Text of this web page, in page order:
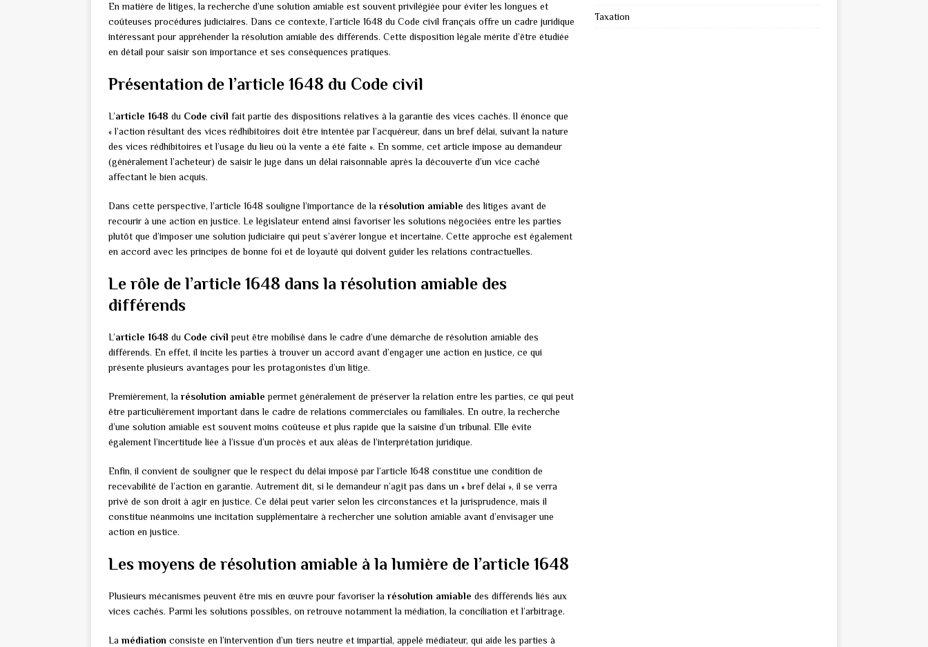
En matière de litiges, la recherche d’une solution amiable est souvent privilégiée pour éviter les longues et
coûteuses procédures judiciaires. Dans ce contexte, l’article 1648 du Code civil français offre un cadre juridique
intéressant pour appréhender la résolution amiable des différends. Cette disposition légale mérite d’être étudiée
en détail pour saisir son importance et ses conséquences pratiques.
Présentation de l’article 1648 du Code civil
L’article 1648 du Code civil fait partie des dispositions relatives à la garantie des vices cachés. Il énonce que
« l’action résultant des vices rédhibitoires doit être intentée par l’acquéreur, dans un bref délai, suivant la nature
des vices rédhibitoires et l’usage du lieu où la vente a été faite ». En somme, cet article impose au demandeur
(généralement l’acheteur) de saisir le juge dans un délai raisonnable après la découverte d’un vice caché
affectant le bien acquis.
Dans cette perspective, l’article 1648 souligne l’importance de la résolution amiable des litiges avant de
recourir à une action en justice. Le législateur entend ainsi favoriser les solutions négociées entre les parties
plutôt que d’imposer une solution judiciaire qui peut s’avérer longue et incertaine. Cette approche est également
en accord avec les principes de bonne foi et de loyauté qui doivent guider les relations contractuelles.
Le rôle de l’article 1648 dans la résolution amiable des
différends
L’article 1648 du Code civil peut être mobilisé dans le cadre d’une démarche de résolution amiable des
différends. En effet, il incite les parties à trouver un accord avant d’engager une action en justice, ce qui
présente plusieurs avantages pour les protagonistes d’un litige.
Premièrement, la résolution amiable permet généralement de préserver la relation entre les parties, ce qui peut
être particulièrement important dans le cadre de relations commerciales ou familiales. En outre, la recherche
d’une solution amiable est souvent moins coûteuse et plus rapide que la saisine d’un tribunal. Elle évite
également l’incertitude liée à l’issue d’un procès et aux aléas de l’interprétation juridique.
Enfin, il convient de souligner que le respect du délai imposé par l’article 1648 constitue une condition de
recevabilité de l’action en garantie. Autrement dit, si le demandeur n’agit pas dans un « bref délai », il se verra
privé de son droit à agir en justice. Ce délai peut varier selon les circonstances et la jurisprudence, mais il
constitue néanmoins une incitation supplémentaire à rechercher une solution amiable avant d’envisager une
action en justice.
Les moyens de résolution amiable à la lumière de l’article 1648
Plusieurs mécanismes peuvent être mis en œuvre pour favoriser la résolution amiable des différends liés aux
vices cachés. Parmi les solutions possibles, on retrouve notamment la médiation, la conciliation et l’arbitrage.
La médiation consiste en l’intervention d’un tiers neutre et impartial, appelé médiateur, qui aide les parties à
Taxation